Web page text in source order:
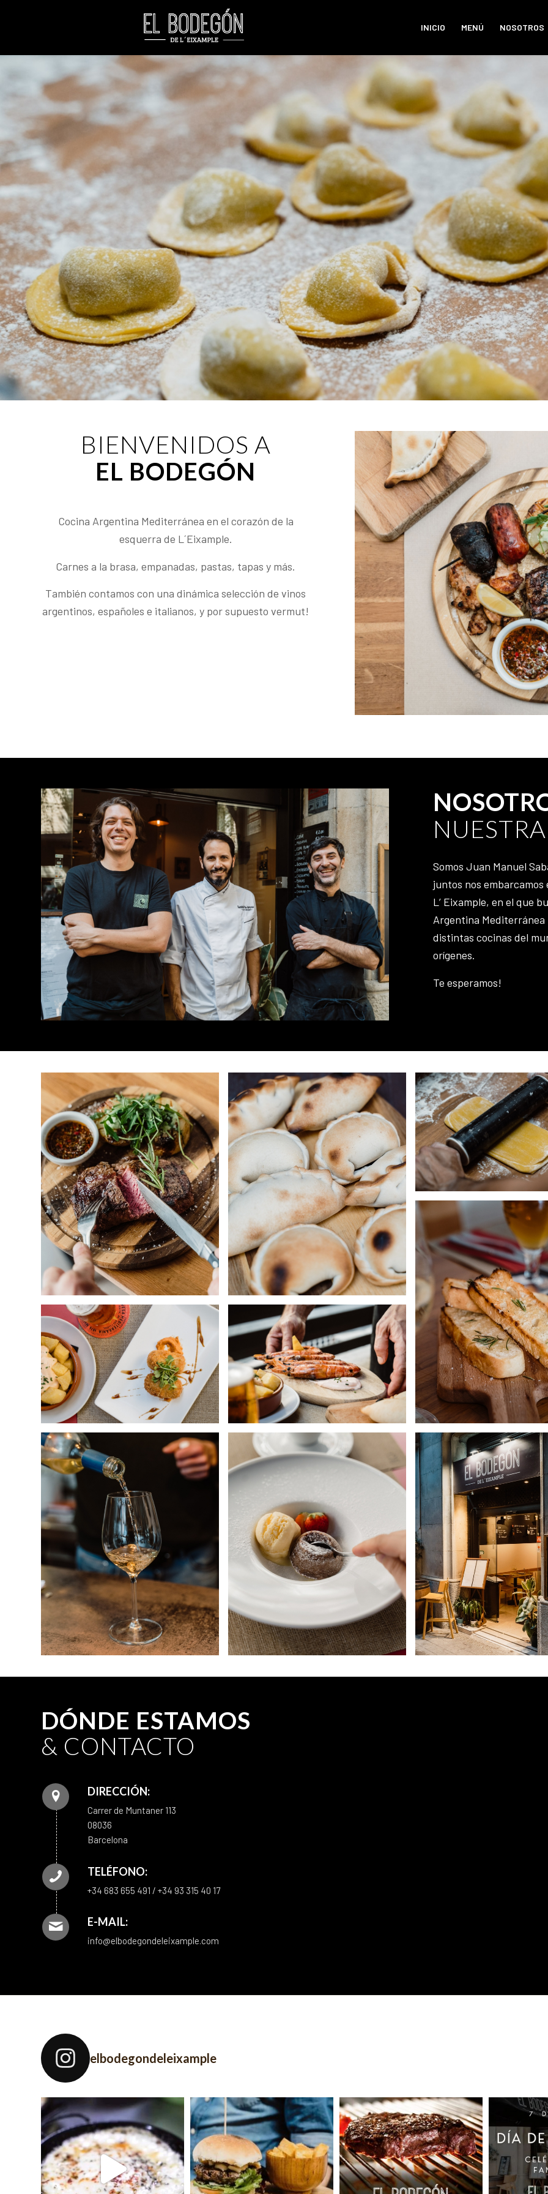
INICIO MENÚ NOSOTROS
BIENVENIDOS A
EL BODEGÓN
Cocina Argentina Mediterránea en el corazón de la
esquerra de L´Eixample.
Carnes a la brasa, empanadas, pastas, tapas y más.
También contamos con una dinámica selección de vinos
argentinos, españoles e italianos, y por supuesto vermut!
Somos Juan Manuel
juntos nos
L’ Eixample, en el que
Argentina
distintas cocinas del
orígenes.
Te esperamos!
DÓNDE ESTAMOS
& CONTACTO
DIRECCIÓN:
Carrer de Muntaner 113
08036
Barcelona
TELÉFONO:
+34 683 655 491 / +34 93 315 40 17
E-MAIL:
info@elbodegondeleixample.com
elbodegondeleixample